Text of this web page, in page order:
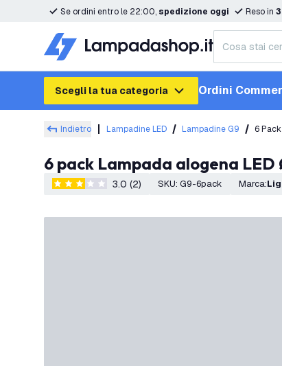
Se ordini entro le 22:00, spedizione oggi Reso in
Scegli la tua categoria Ordini
Indietro Lampadine LED Lampadine G9 6
6 pack Lampada alogena
3 stelle di valutazione
3.0 (2) SKU: G9-6pack Marca: